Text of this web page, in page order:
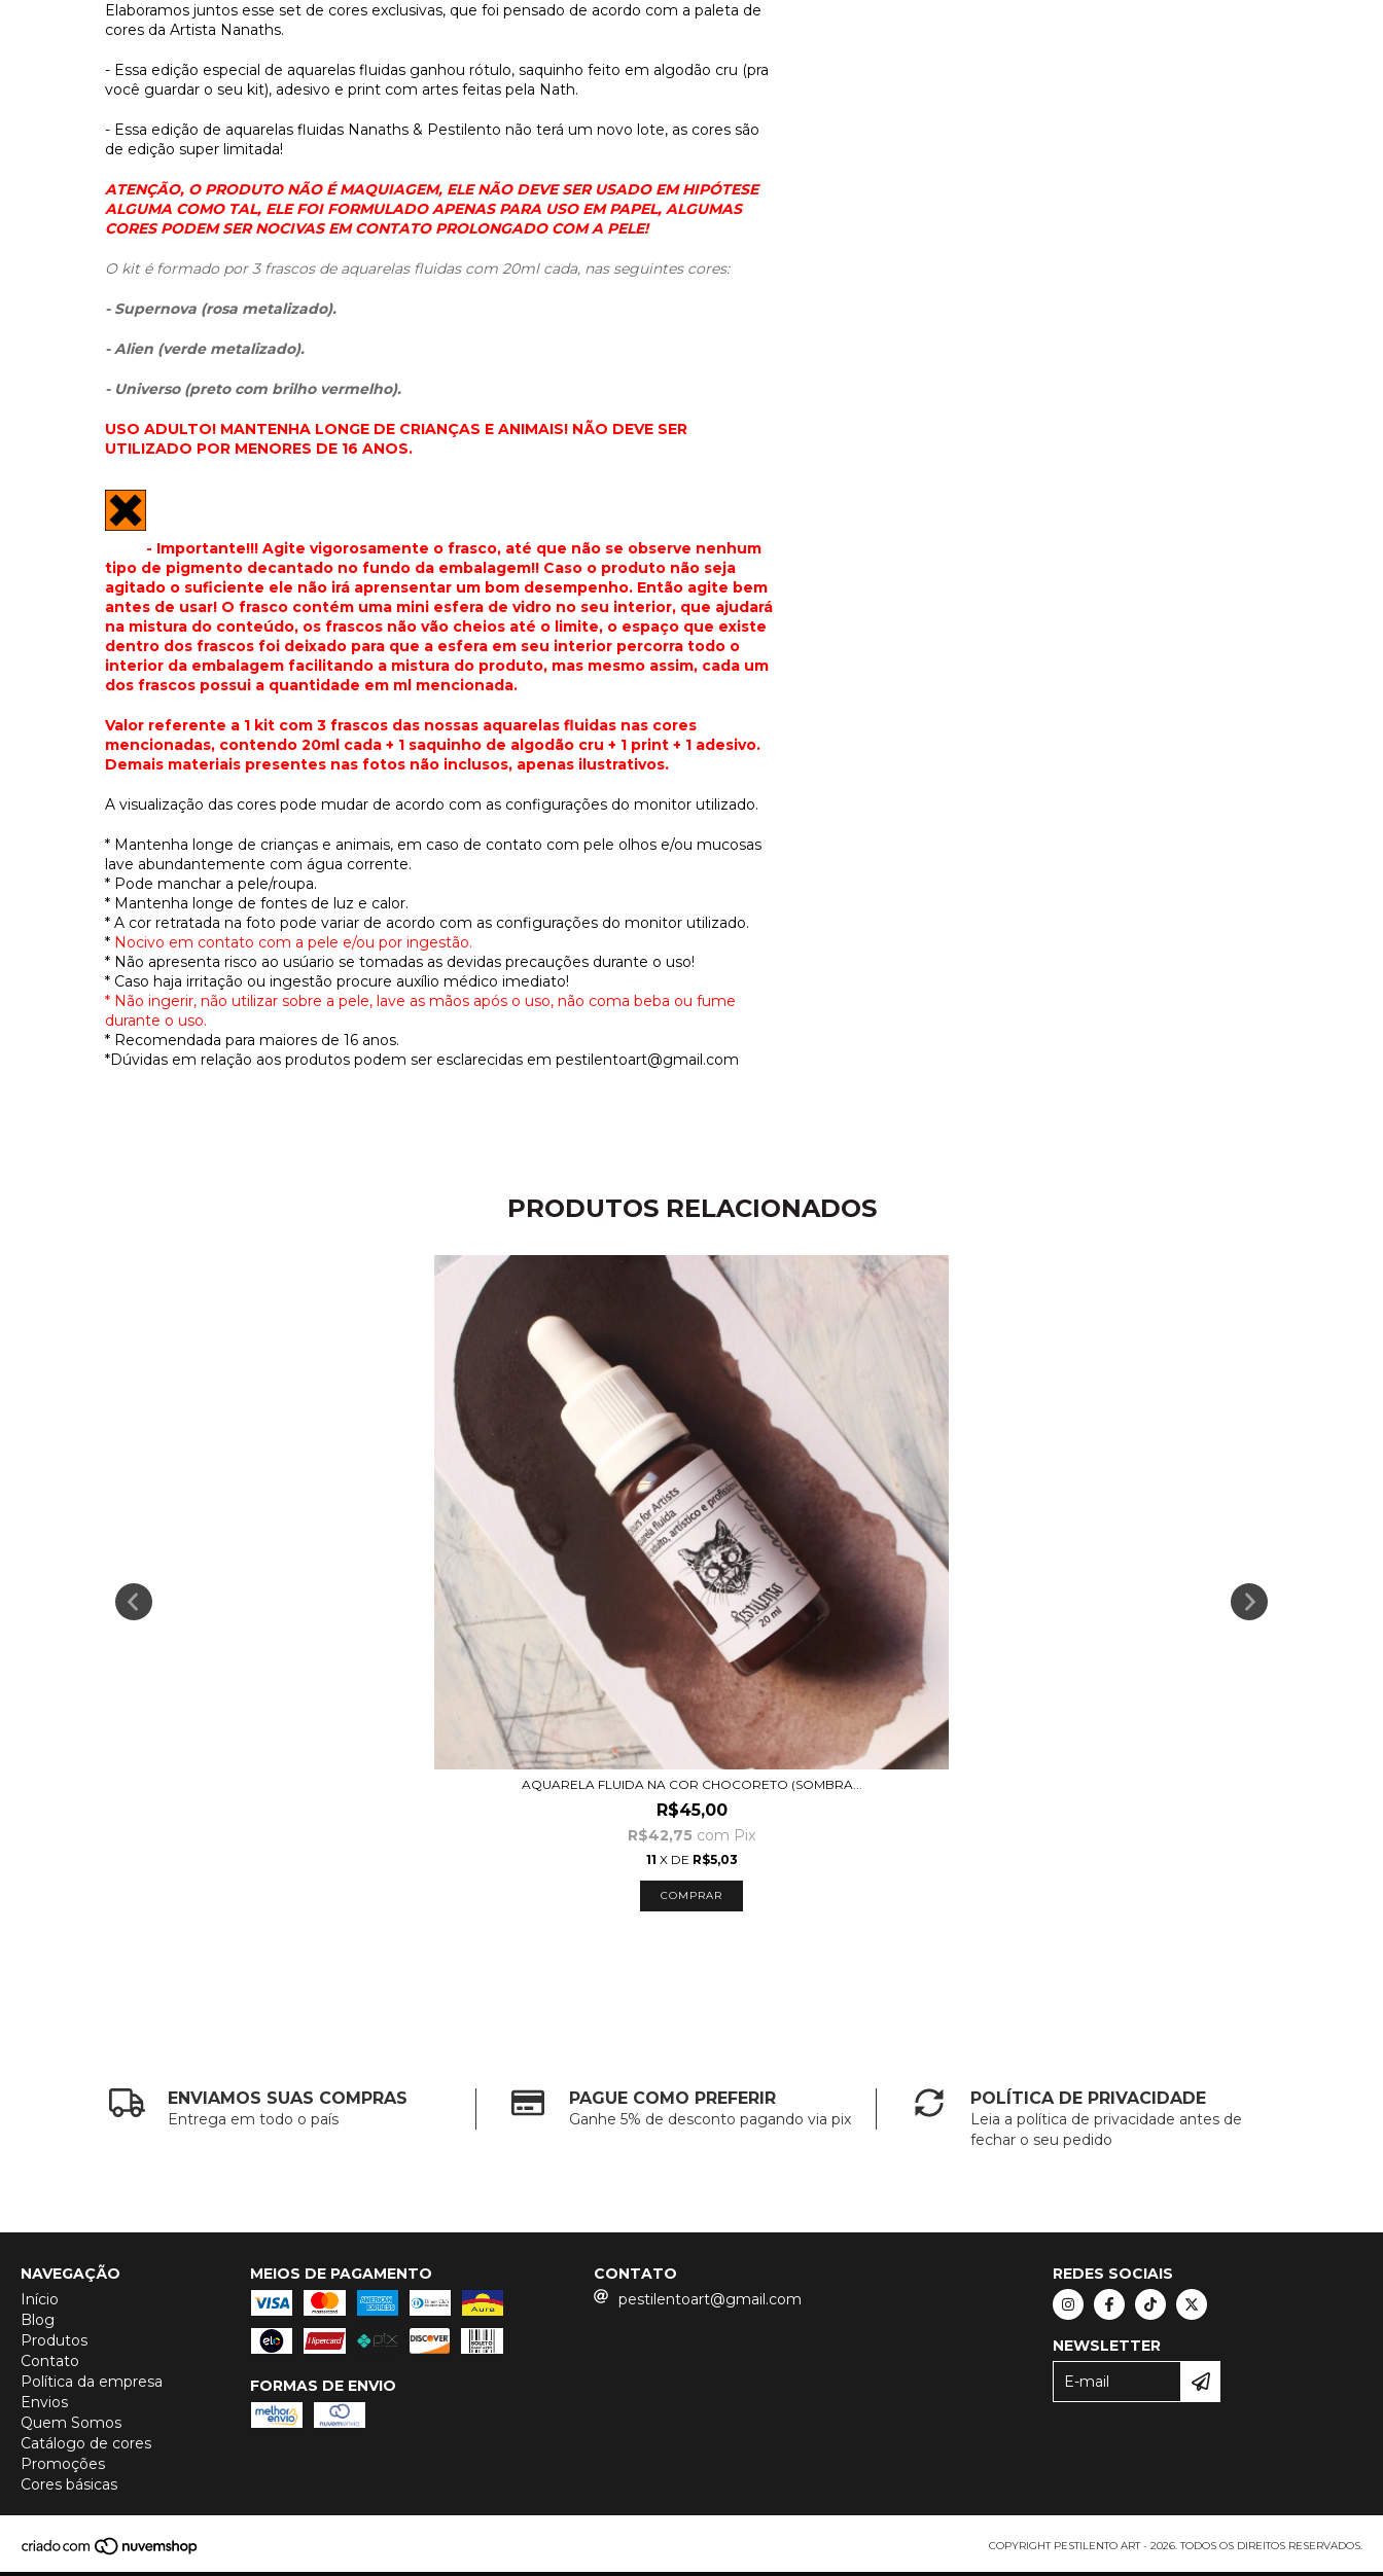
Elaboramos juntos esse set de cores exclusivas, que foi pensado de acordo com a paleta de
cores da Artista Nanaths.
- Essa edição especial de aquarelas fluidas ganhou rótulo, saquinho feito em algodão cru (pra
você guardar o seu kit), adesivo e print com artes feitas pela Nath.
- Essa edição de aquarelas fluidas Nanaths & Pestilento não terá um novo lote, as cores são
de edição super limitada!
ATENÇÃO, O PRODUTO NÃO É MAQUIAGEM, ELE NÃO DEVE SER USADO EM HIPÓTESE
ALGUMA COMO TAL, ELE FOI FORMULADO APENAS PARA USO EM PAPEL, ALGUMAS
CORES PODEM SER NOCIVAS EM CONTATO PROLONGADO COM A PELE!
O kit é formado por 3 frascos de aquarelas fluidas com 20ml cada, nas seguintes cores:
- Supernova (rosa metalizado).
- Alien (verde metalizado).
- Universo (preto com brilho vermelho).
USO ADULTO! MANTENHA LONGE DE CRIANÇAS E ANIMAIS! NÃO DEVE SER
UTILIZADO POR MENORES DE 16 ANOS.
- Importante!!! Agite vigorosamente o frasco, até que não se observe nenhum
tipo de pigmento decantado no fundo da embalagem!! Caso o produto não seja
agitado o suficiente ele não irá aprensentar um bom desempenho. Então agite bem
antes de usar! O frasco contém uma mini esfera de vidro no seu interior, que ajudará
na mistura do conteúdo, os frascos não vão cheios até o limite, o espaço que existe
dentro dos frascos foi deixado para que a esfera em seu interior percorra todo o
interior da embalagem facilitando a mistura do produto, mas mesmo assim, cada um
dos frascos possui a quantidade em ml mencionada.
Valor referente a 1 kit com 3 frascos das nossas aquarelas fluidas nas cores
mencionadas, contendo 20ml cada + 1 saquinho de algodão cru + 1 print + 1 adesivo.
Demais materiais presentes nas fotos não inclusos, apenas ilustrativos.
A visualização das cores pode mudar de acordo com as configurações do monitor utilizado.
* Mantenha longe de crianças e animais, em caso de contato com pele olhos e/ou mucosas
lave abundantemente com água corrente.
* Pode manchar a pele/roupa.
* Mantenha longe de fontes de luz e calor.
* A cor retratada na foto pode variar de acordo com as configurações do monitor utilizado.
* Nocivo em contato com a pele e/ou por ingestão.
* Não apresenta risco ao usúario se tomadas as devidas precauções durante o uso!
* Caso haja irritação ou ingestão procure auxílio médico imediato!
* Não ingerir, não utilizar sobre a pele, lave as mãos após o uso, não coma beba ou fume
durante o uso.
* Recomendada para maiores de 16 anos.
*Dúvidas em relação aos produtos podem ser esclarecidas em pestilentoart@gmail.com
PRODUTOS RELACIONADOS
AQUARELA FLUIDA NA COR CHOCORETO (SOMBRA...
R$45,00
R$42,75 com Pix
11 X DE R$5,03
ENVIAMOS SUAS COMPRAS
Entrega em todo o país
PAGUE COMO PREFERIR
Ganhe 5% de desconto pagando via pix
POLÍTICA DE PRIVACIDADE
Leia a política de privacidade antes de
fechar o seu pedido
NAVEGAÇÃO
Início
Blog
Produtos
Contato
Política da empresa
Envios
Quem Somos
Catálogo de cores
Promoções
Cores básicas
MEIOS DE PAGAMENTO
FORMAS DE ENVIO
CONTATO
pestilentoart@gmail.com
REDES SOCIAIS
NEWSLETTER
COPYRIGHT PESTILENTO ART - 2026. TODOS OS DIREITOS RESERVADOS.